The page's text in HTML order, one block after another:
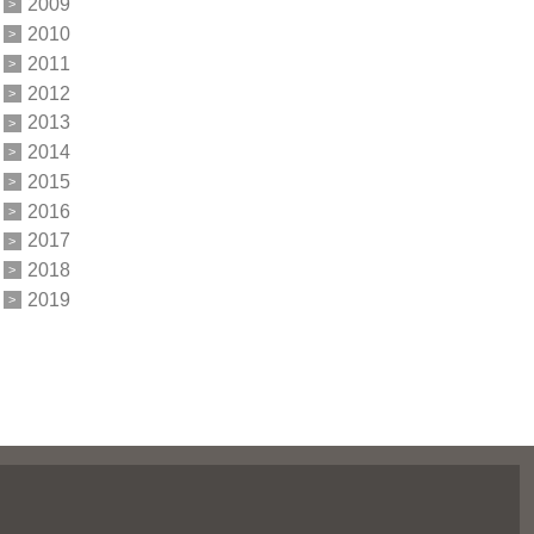
2009
2010
2011
2012
2013
2014
2015
2016
2017
2018
2019